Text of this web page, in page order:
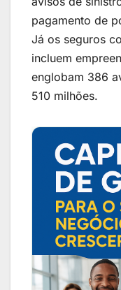
pagamento de
Já os seguros
incluem
englobam 386
510 milhões.